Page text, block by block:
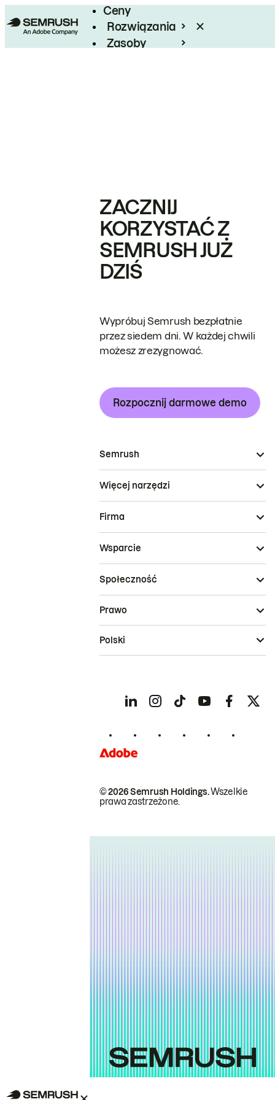
Ceny
Rozwiązania
Zasoby
ZACZNIJ
KORZYSTAĆ Z
SEMRUSH JUŻ
DZIŚ
Wypróbuj Semrush bezpłatnie
przez siedem dni. W każdej chwili
możesz zrezygnować.
Rozpocznij darmowe demo
Semrush
Więcej narzędzi
Firma
Wsparcie
Społeczność
© 2026 Semrush Holdings.Wszelkie
prawa zastrzeżone.
Prawo
Polski